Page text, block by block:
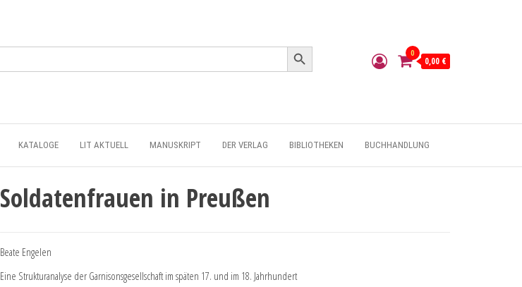
Search Button
0
0,00 €
KATALOGE LIT AKTUELL MANUSKRIPT DER VERLAG BIBLIOTHEKEN BUCHHANDLUNG
Soldatenfrauen in Preußen
Beate Engelen
Eine Strukturanalyse der Garnisonsgesellschaft im späten 17. und im 18. Jahrhundert